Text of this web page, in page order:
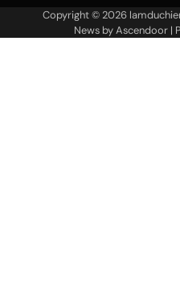
Copyright © 2026
News byAscendoor|